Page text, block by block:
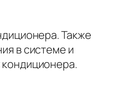
Также
в системе и